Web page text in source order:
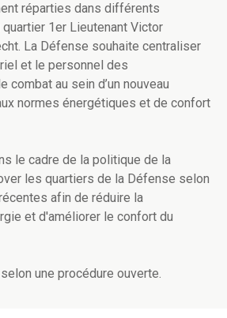
réparties dans différents
1er Lieutenant Victor
La Défense souhaite centraliser
et le personnel des
combat au sein d’un nouveau
normes énergétiques et de confort
le cadre de la politique de la
les quartiers de la Défense selon
afin de réduire la
et d'améliorer le confort du
une procédure ouverte.